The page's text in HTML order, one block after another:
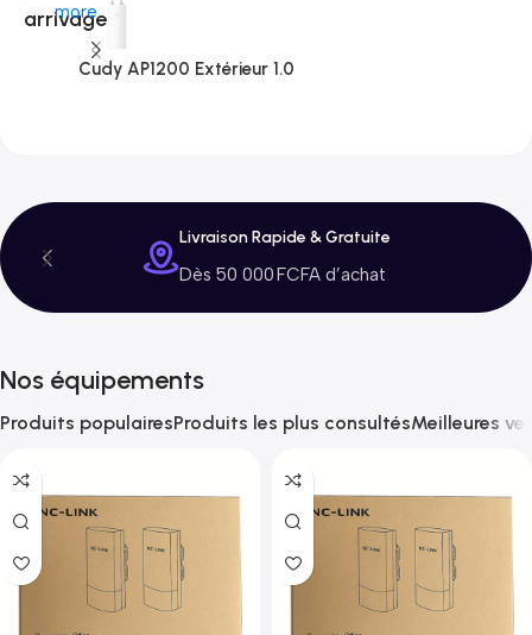
arrivage
more
Cudy AP1200 Extérieur 1.0
Livraison Rapide & Gratuite
Dès 50 000 FCFA d’achat
Nos équipements
Produits populairesProduits les plus consultésMeilleures